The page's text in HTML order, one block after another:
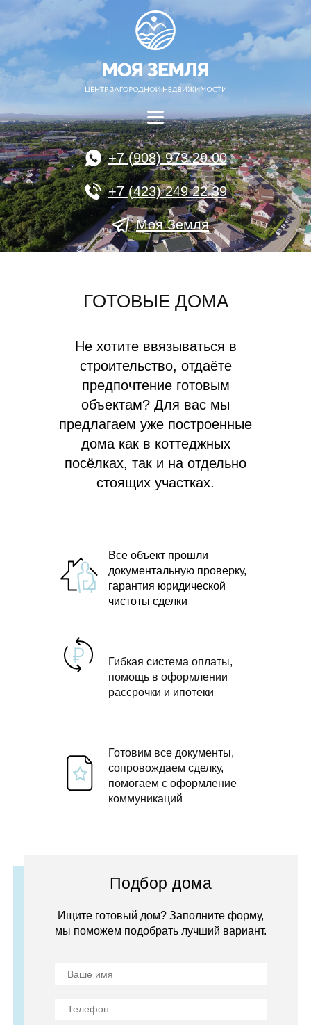
+7 (908) 973 29 00
+7 (423) 249 22 39
Моя Земля
ГОТОВЫЕ ДОМА
Не хотите ввязываться в
строительство, отдаёте
предпочтение готовым
объектам? Для вас мы
предлагаем уже построенные
дома как в коттеджных
посёлках, так и на отдельно
стоящих участках.
Все объект прошли
документальную проверку,
гарантия юридической
чистоты сделки
Гибкая система оплаты,
помощь в оформлении
рассрочки и ипотеки
Готовим все документы,
сопровождаем сделку,
помогаем с оформление
коммуникаций
Подбор дома
Ищите готовый дом? Заполните форму,
мы поможем подобрать лучший вариант.